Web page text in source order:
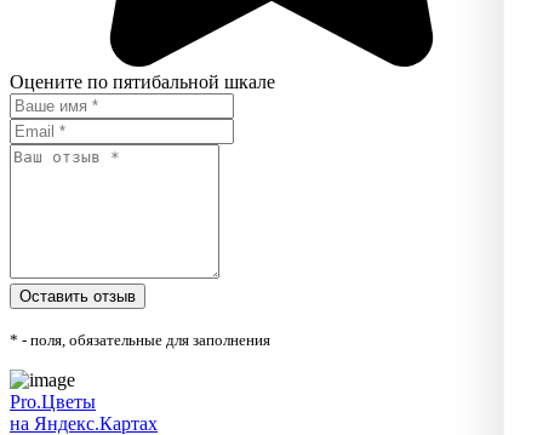
Оцените по пятибальной шкале
* - поля, обязательные для заполнения
Pro.Цветы
на Яндекс.Картах